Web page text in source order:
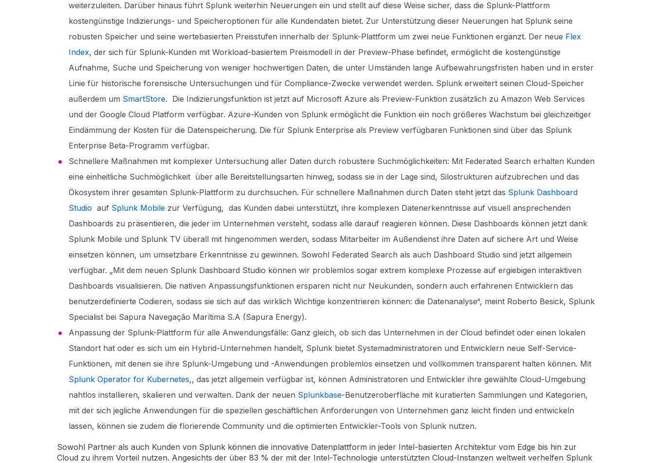
weiterzuleiten. Darüber hinaus führt Splunk weiterhin Neuerungen ein und stellt auf diese Weise sicher, dass die Splunk-Plattform
kostengünstige Indizierungs- und Speicheroptionen für alle Kundendaten bietet. Zur Unterstützung dieser Neuerungen hat Splunk seine
robusten Speicher und seine wertebasierten Preisstufen innerhalb der Splunk-Plattform um zwei neue Funktionen ergänzt. Der neue Flex
Index, der sich für Splunk-Kunden mit Workload-basiertem Preismodell in der Preview-Phase befindet, ermöglicht die kostengünstige
Aufnahme, Suche und Speicherung von weniger hochwertigen Daten, die unter Umständen lange Aufbewahrungsfristen haben und in erster
Linie für historische forensische Untersuchungen und für Compliance-Zwecke verwendet werden. Splunk erweitert seinen Cloud-Speicher
außerdem um SmartStore. Die Indizierungsfunktion ist jetzt auf Microsoft Azure als Preview-Funktion zusätzlich zu Amazon Web Services
und der Google Cloud Platform verfügbar. Azure-Kunden von Splunk ermöglicht die Funktion ein noch größeres Wachstum bei gleichzeitiger
Eindämmung der Kosten für die Datenspeicherung. Die für Splunk Enterprise als Preview verfügbaren Funktionen sind über das Splunk
Enterprise Beta-Programm verfügbar.
Schnellere Maßnahmen mit komplexer Untersuchung aller Daten durch robustere Suchmöglichkeiten: Mit Federated Search erhalten Kunden
eine einheitliche Suchmöglichkeit über alle Bereitstellungsarten hinweg, sodass sie in der Lage sind, Silostrukturen aufzubrechen und das
Ökosystem ihrer gesamten Splunk-Plattform zu durchsuchen. Für schnellere Maßnahmen durch Daten steht jetzt das Splunk Dashboard
Studio auf Splunk Mobile zur Verfügung, das Kunden dabei unterstützt, ihre komplexen Datenerkenntnisse auf visuell ansprechenden
Dashboards zu präsentieren, die jeder im Unternehmen versteht, sodass alle darauf reagieren können. Diese Dashboards können jetzt dank
Splunk Mobile und Splunk TV überall mit hingenommen werden, sodass Mitarbeiter im Außendienst ihre Daten auf sichere Art und Weise
einsetzen können, um umsetzbare Erkenntnisse zu gewinnen. Sowohl Federated Search als auch Dashboard Studio sind jetzt allgemein
verfügbar. „Mit dem neuen Splunk Dashboard Studio können wir problemlos sogar extrem komplexe Prozesse auf ergiebigen interaktiven
Dashboards visualisieren. Die nativen Anpassungsfunktionen ersparen nicht nur Neukunden, sondern auch erfahrenen Entwicklern das
benutzerdefinierte Codieren, sodass sie sich auf das wirklich Wichtige konzentrieren können: die Datenanalyse“, meint Roberto Besick, Splunk
Specialist bei Sapura Navegação Marítima S.A (Sapura Energy).
Anpassung der Splunk-Plattform für alle Anwendungsfälle: Ganz gleich, ob sich das Unternehmen in der Cloud befindet oder einen lokalen
Standort hat oder es sich um ein Hybrid-Unternehmen handelt, Splunk bietet Systemadministratoren und Entwicklern neue Self-Service-
Funktionen, mit denen sie ihre Splunk-Umgebung und -Anwendungen problemlos einsetzen und vollkommen transparent halten können. Mit
Splunk Operator for Kubernetes,, das jetzt allgemein verfügbar ist, können Administratoren und Entwickler ihre gewählte Cloud-Umgebung
nahtlos installieren, skalieren und verwalten. Dank der neuen Splunkbase-Benutzeroberfläche mit kuratierten Sammlungen und Kategorien,
mit der sich jegliche Anwendungen für die speziellen geschäftlichen Anforderungen von Unternehmen ganz leicht finden und entwickeln
lassen, können sie zudem die florierende Community und die optimierten Entwickler-Tools von Splunk nutzen.
Sowohl Partner als auch Kunden von Splunk können die innovative Datenplattform in jeder Intel-basierten Architektur vom Edge bis hin zur
Cloud zu ihrem Vorteil nutzen. Angesichts der über 83 % der mit der Intel-Technologie unterstützten Cloud-Instanzen weltweit verhelfen Splunk